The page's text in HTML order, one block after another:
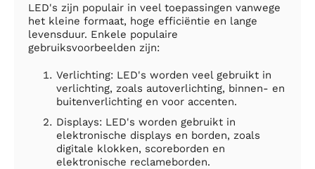
LED's zijn populair in veel toepassingen vanwege
het kleine formaat, hoge efficiëntie en lange
levensduur. Enkele populaire
gebruiksvoorbeelden zijn:
Verlichting: LED's worden veel gebruikt in
verlichting, zoals autoverlichting, binnen- en
buitenverlichting en voor accenten.
Displays: LED's worden gebruikt in
elektronische displays en borden, zoals
digitale klokken, scoreborden en
elektronische reclameborden.